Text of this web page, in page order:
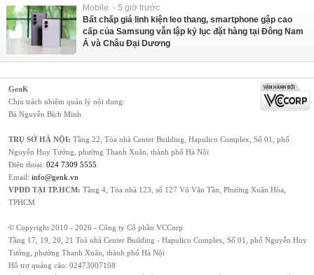
Mobile - 5 giờ trước
Bất chấp giá linh kiện leo thang, smartphone gập cao
cấp của Samsung vẫn lập kỷ lục đặt hàng tại Đông Nam
Á và Châu Đại Dương
GenK
Chịu trách nhiệm quản lý nội dung:
Bà Nguyễn Bích Minh
TRỤ SỞ HÀ NỘI: Tầng 22, Tòa nhà Center Building, Hapulico Complex, Số 01, phố
Nguyễn Huy Tưởng, phường Thanh Xuân, thành phố Hà Nội
Điện thoại: 024 7309 5555.
Email: info@genk.vn
VPĐD TẠI TP.HCM: Tầng 4, Tòa nhà 123, số 127 Võ Văn Tần, Phường Xuân Hòa,
TPHCM
© Copyright 2010 - 2026 - Công ty Cổ phần VCCorp
Tầng 17, 19, 20, 21 Toà nhà Center Building - Hapulico Complex, Số 01, phố Nguyễn Huy
Tưởng, phường Thanh Xuân, thành phố Hà Nội
Hỗ trợ quảng cáo: 02473007108